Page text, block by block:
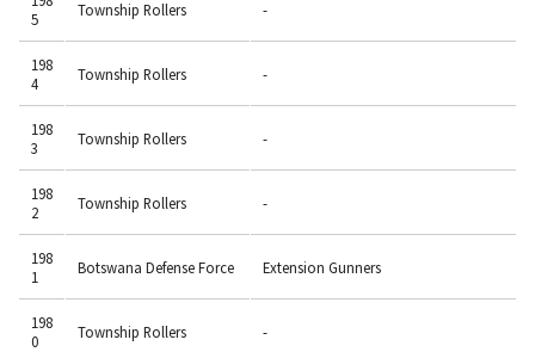
5
Township Rollers -
198
4
Township Rollers -
198
3
Township Rollers -
198
2
Township Rollers -
198
1
Botswana Defense Force Extension Gunners
198
0
Township Rollers -